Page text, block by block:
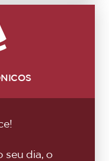
seu dia, o